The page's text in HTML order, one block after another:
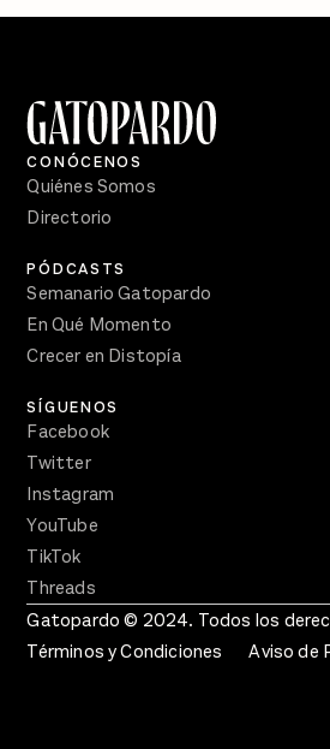
CONÓCENOS
Quiénes Somos
Directorio
PÓDCASTS
Semanario Gatopardo
En Qué Momento
Crecer en Distopía
SÍGUENOS
Facebook
Twitter
Instagram
YouTube
TikTok
Threads
Gatopardo © 2024. Todos los
Términos y Condiciones
Aviso de